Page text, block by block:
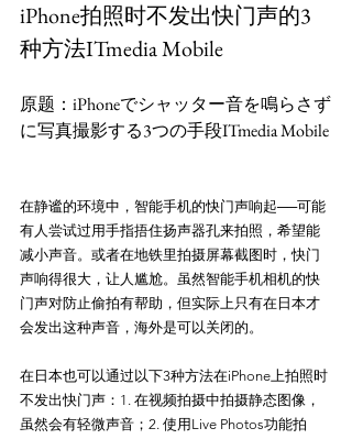
iPhone拍照时不发出快门声的3
种方法ITmedia Mobile
原题：iPhoneでシャッター音を鳴らさず
在静谧的环境中，智能手机的快门声响起──可能
有人尝试过用手指捂住扬声器孔来拍照，希望能
减小声音。或者在地铁里拍摄屏幕截图时，快门
声响得很大，让人尴尬。虽然智能手机相机的快
门声对防止偷拍有帮助，但实际上只有在日本才
会发出这种声音，海外是可以关闭的。
在日本也可以通过以下3种方法在iPhone上拍照时
不发出快门声：1. 在视频拍摄中拍摄静态图像，
虽然会有轻微声音；2. 使用Live Photos功能拍